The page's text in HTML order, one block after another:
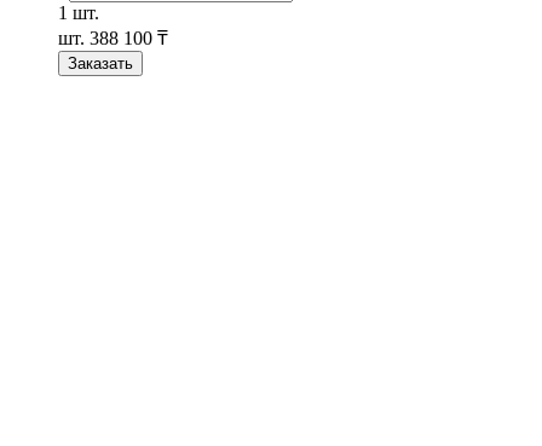
1 шт.
шт. 388 100 ₸
Заказать